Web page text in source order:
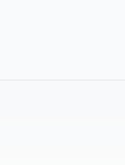
順練習など、日本語学習に
方検索
地名・駅名検索など、各種
です。
号、リスニング練習など英